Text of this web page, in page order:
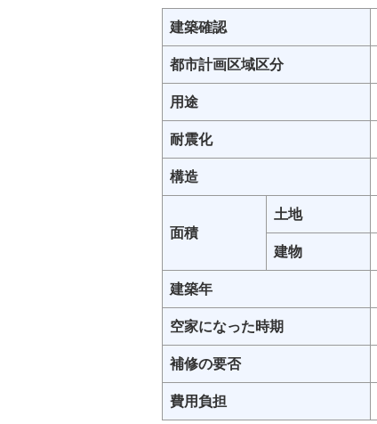
建築確認
都市計画区域区分
用途
耐震化
構造
面積
土地
建物
建築年
空家になった時期
補修の要否
費用負担